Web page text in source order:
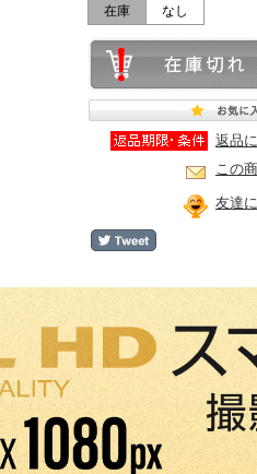
在庫 なし
返品
この
友達